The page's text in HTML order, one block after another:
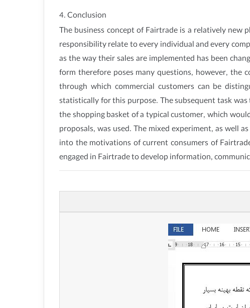
4. Conclusion
The business concept of Fairtrade is a relatively new
responsibility relate to every individual and every
as the way their sales are implemented has been
form therefore poses many questions, however, the
through which commercial customers can be
statistically for this purpose. The subsequent task
the shopping basket of a typical customer, which
proposals, was used. The mixed experiment, as well
into the motivations of current consumers of
engaged in Fairtrade to develop information,